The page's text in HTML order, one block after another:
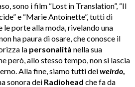
sono i film “Lost in Translation”, “Il
e “Marie Antoinette”, tutti di
le porte alla moda, rivelando una
ha paura di osare, che conosce il
la personalità nella sua
però, allo stesso tempo, non si lascia
Alla fine, siamo tutti deiweirdo
sonora dei Radiohead che fa da